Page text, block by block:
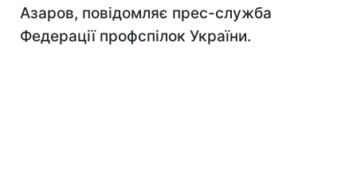
Азаров, повідомляє прес-служба
Федерації профспілок України.